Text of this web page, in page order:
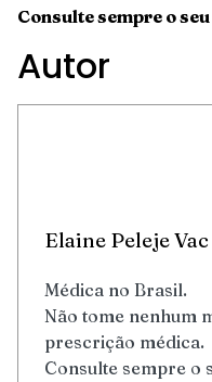
Consulte sempre o
Autor
Elaine Peleje Vac
Médica no Brasil.
Não tome nenhum
prescrição médica.
Consulte sempre o